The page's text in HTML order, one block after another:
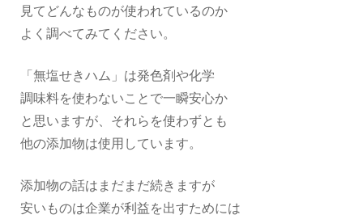
見てどんなものが使われているのか
よく調べてみてください。
「無塩せきハム」は発色剤や化学
調味料を使わないことで一瞬安心か
と思いますが、それらを使わずとも
他の添加物は使用しています。
添加物の話はまだまだ続きますが
安いものは企業が利益を出すためには